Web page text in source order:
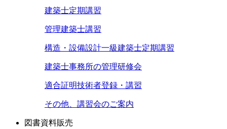
建築士定期講習
管理建築士講習
構造・設備設計一級建築士定期講習
建築士事務所の管理研修会
適合証明技術者登録・講習
その他、講習会のご案内
図書資料販売